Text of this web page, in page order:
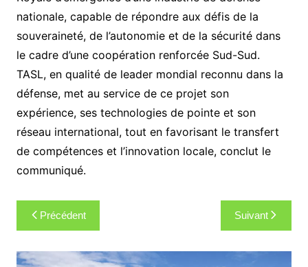
nationale, capable de répondre aux défis de la
souveraineté, de l’autonomie et de la sécurité dans
le cadre d’une coopération renforcée Sud-Sud.
TASL, en qualité de leader mondial reconnu dans la
défense, met au service de ce projet son
expérience, ses technologies de pointe et son
réseau international, tout en favorisant le transfert
de compétences et l’innovation locale, conclut le
communiqué.
Navigation
de
l’article
Précédent Suivant